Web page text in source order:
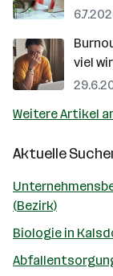
viel
Weitere Artikel
Aktuelle
(Bezirk)
Biologie in